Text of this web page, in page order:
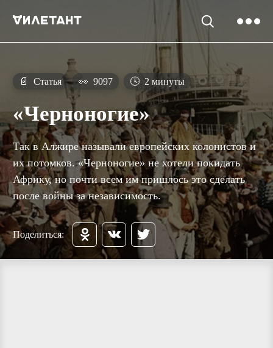
📄 Статья 👀 9097 🕓 2 минуты
«Черноногие»
Так в Алжире называли европейских колонистов и
их потомков. «Черноногие» не хотели покидать
Африку, но почти всем им пришлось это сделать
после войны за независимость.
Поделиться: